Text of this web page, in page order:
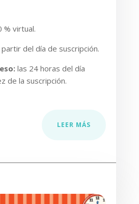
% virtual.
del día de suscripción.
: las 24 horas del día
de la suscripción.
LEER MÁS